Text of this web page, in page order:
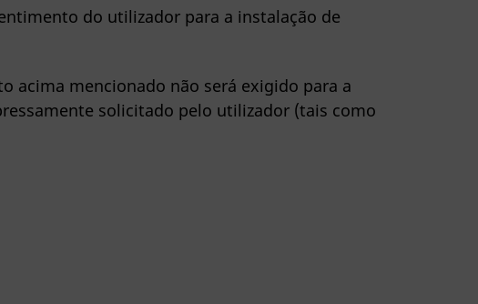
do utilizador para a instalação de
acima mencionado não será exigido para a
solicitado pelo utilizador (tais como